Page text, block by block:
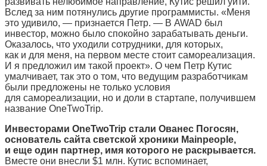
Вслед за ним потянулись другие программисты. «Меня
это удивило, — признается Петр. — В AWAD был
инвестор, можно было спокойно зарабатывать деньги.
Оказалось, что уходили сотрудники, для которых,
как и для меня, на первом месте стоит самореализация.
И я предложил им такой проект». О чем Петр Кутис
умалчивает, так это о том, что ведущим разработчикам
были предложены не только условия
для самореализации, но и доли в стартапе, получившем
название OneTwoTrip.
Инвесторами OneTwoTrip стали Ованес Погосян,
основатель сайта светской хроники Mainpeople,
и еще один партнер, имя которого не раскрывается.
Вместе они внесли $1 млн. Кутис вспоминает,